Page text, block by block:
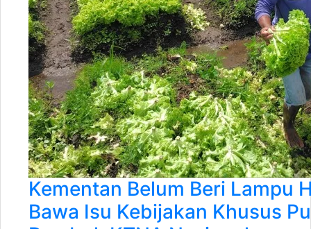
Kementan Belum Beri Lampu
Bawa Isu Kebijakan Khusus